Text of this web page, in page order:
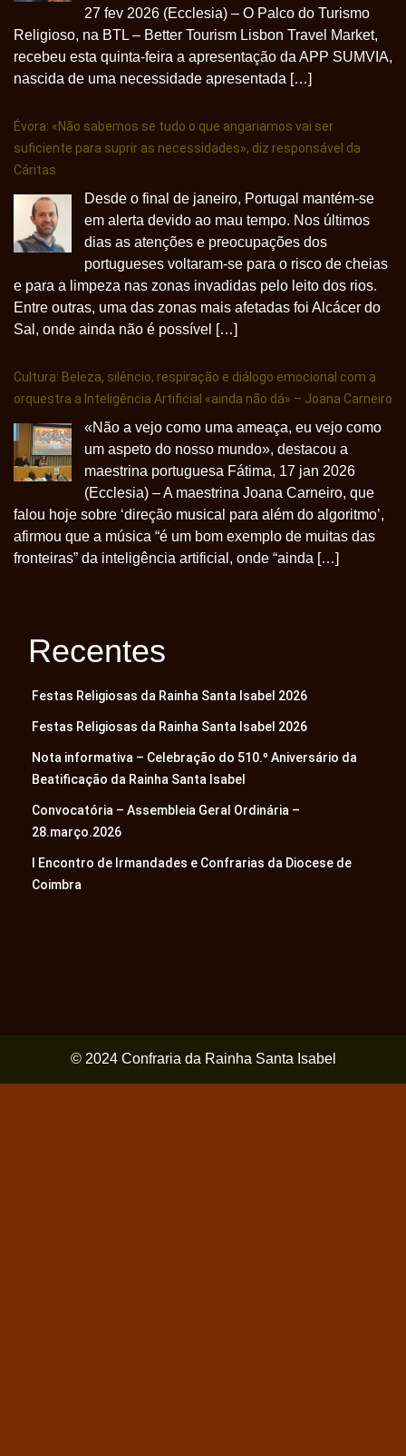
27 fev 2026 (Ecclesia) – O Palco do Turismo
Religioso, na BTL – Better Tourism Lisbon Travel Market,
recebeu esta quinta-feira a apresentação da APP SUMVIA,
nascida de uma necessidade apresentada […]
Évora: «Não sabemos se tudo o que angariamos vai ser
suficiente para suprir as necessidades», diz responsável da
Cáritas
Desde o final de janeiro, Portugal mantém-se
em alerta devido ao mau tempo. Nos últimos
dias as atenções e preocupações dos
portugueses voltaram-se para o risco de cheias
e para a limpeza nas zonas invadidas pelo leito dos rios.
Entre outras, uma das zonas mais afetadas foi Alcácer do
Sal, onde ainda não é possível […]
Cultura: Beleza, silêncio, respiração e diálogo emocional com a
orquestra a Inteligência Artificial «ainda não dá» – Joana Carneiro
«Não a vejo como uma ameaça, eu vejo como
um aspeto do nosso mundo», destacou a
maestrina portuguesa Fátima, 17 jan 2026
(Ecclesia) – A maestrina Joana Carneiro, que
falou hoje sobre ‘direção musical para além do algoritmo’,
afirmou que a música “é um bom exemplo de muitas das
fronteiras” da inteligência artificial, onde “ainda […]
Recentes
Festas Religiosas da Rainha Santa Isabel 2026
Festas Religiosas da Rainha Santa Isabel 2026
Nota informativa – Celebração do 510.º Aniversário da
Beatificação da Rainha Santa Isabel
Convocatória – Assembleia Geral Ordinária –
28.março.2026
I Encontro de Irmandades e Confrarias da Diocese de
Coimbra
© 2024 Confraria da Rainha Santa Isabel